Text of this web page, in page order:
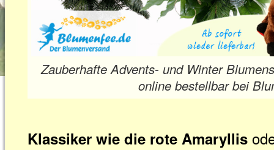
Zauberhafte Advents- und Winter
online bestellbar bei
Klassiker wie die rote Amaryllis